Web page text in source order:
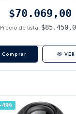
$70.069,00
Precio de lista:
VER
49%